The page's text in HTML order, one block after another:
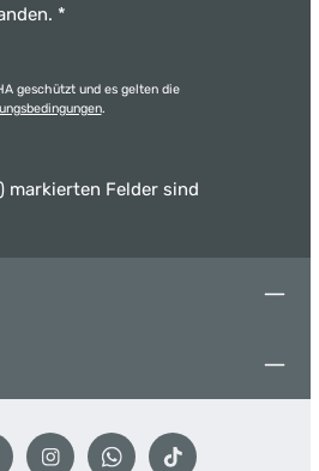
*
geschützt und es gelten die
.
markierten Felder sind